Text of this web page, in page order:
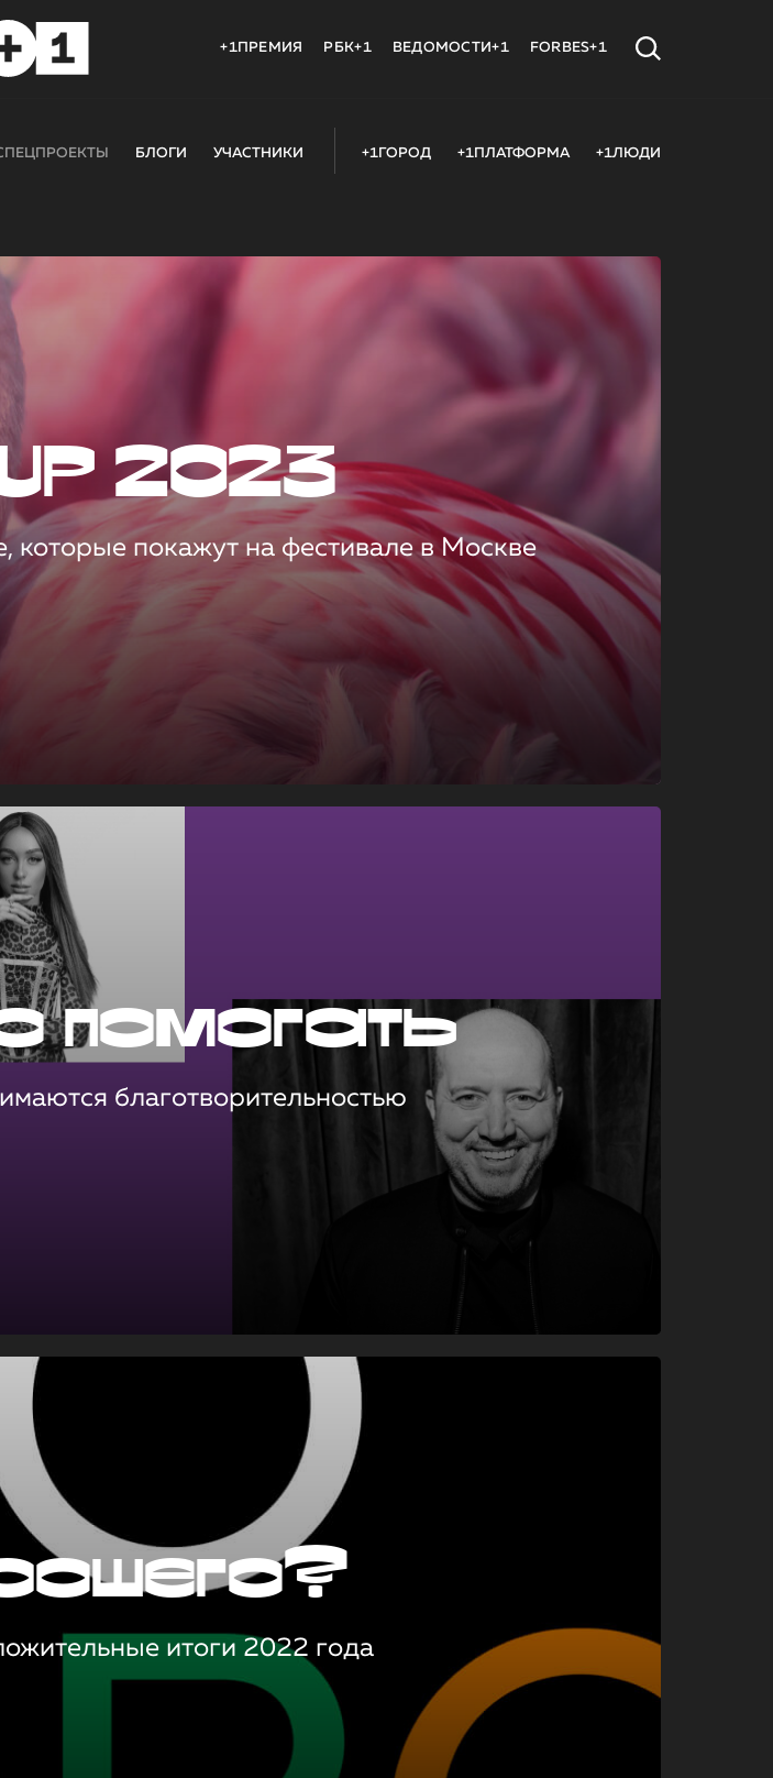
+1ПРЕМИЯ РБК+1 ВЕДОМОСТИ+1 FORBES+1
БЛОГИ УЧАСТНИКИ +1ГОРОД +1ПЛАТФОРМА +1ЛЮДИ
2023
которые покажут на фестивале в Москве
помогать
благотворительностью
итоги 2022 года